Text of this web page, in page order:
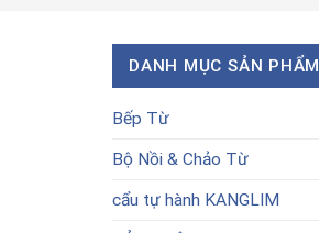
DANH MỤC SẢN PHẨM
Bếp Từ
Bộ Nồi & Chảo Từ
cẩu tự hành KANGLIM